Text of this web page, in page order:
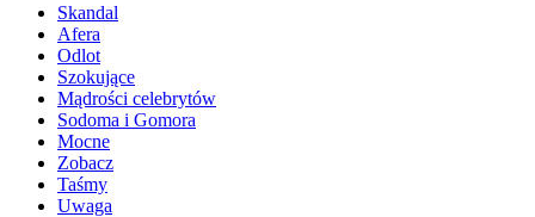
Skandal
Afera
Odlot
Szokujące
Mądrości celebrytów
Sodoma i Gomora
Mocne
Zobacz
Taśmy
Uwaga